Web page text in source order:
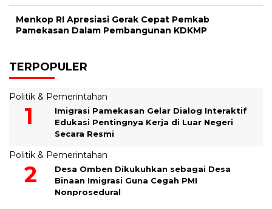
Menkop RI Apresiasi Gerak Cepat Pemkab
Pamekasan Dalam Pembangunan KDKMP
TERPOPULER
Politik & Pemerintahan
Imigrasi Pamekasan Gelar Dialog Interaktif
Edukasi Pentingnya Kerja di Luar Negeri
Secara Resmi
Politik & Pemerintahan
Desa Omben Dikukuhkan sebagai Desa
Binaan Imigrasi Guna Cegah PMI
Nonprosedural